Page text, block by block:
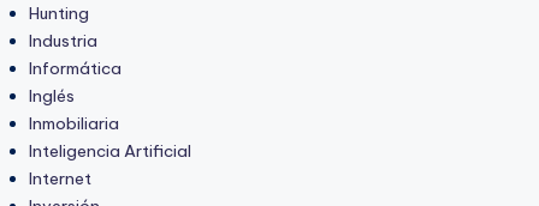
Hunting
Industria
Informática
Inglés
Inmobiliaria
Inteligencia Artificial
Internet